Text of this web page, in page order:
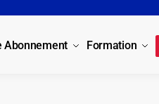
Abonnement Formation